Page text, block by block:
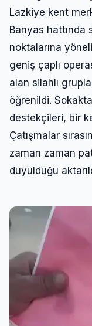
Lazkiye kent
Banyas hattında
noktalarına
geniş çaplı
alan silahlı
öğrenildi.
destekçileri, bir
Çatışmalar
zaman zaman
duyulduğu